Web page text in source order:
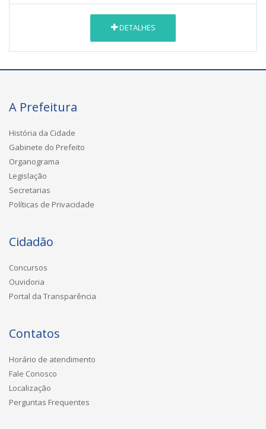
DETALHES
A Prefeitura
História da Cidade
Gabinete do Prefeito
Organograma
Legislação
Secretarias
Políticas de Privacidade
Cidadão
Concursos
Ouvidoria
Portal da Transparência
Contatos
Horário de atendimento
Fale Conosco
Localização
Perguntas Frequentes